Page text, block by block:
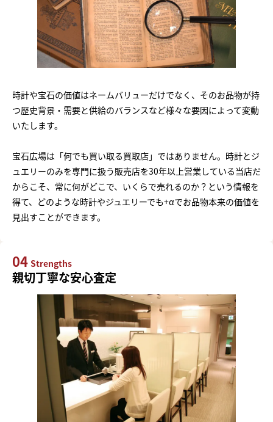
時計や宝石の価値はネームバリューだけでなく、そのお品物が持
つ歴史背景・需要と供給のバランスなど様々な要因によって変動
いたします。
宝石広場は「何でも買い取る買取店」ではありません。時計とジ
ュエリーのみを専門に扱う販売店を30年以上営業している当店だ
からこそ、常に何がどこで、いくらで売れるのか？という情報を
得て、どのような時計やジュエリーでも+αでお品物本来の価値を
見出すことができます。
04 Strengths
親切丁寧な安心査定